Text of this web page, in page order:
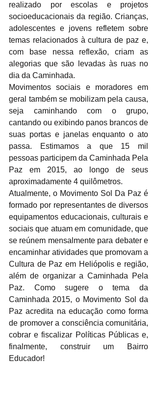
realizado por escolas e projetos
socioeducacionais da região. Crianças,
adolescentes e jovens refletem sobre
temas relacionados à cultura de paz e,
com base nessa reflexão, criam as
alegorias que são levadas às ruas no
dia da Caminhada.
Movimentos sociais e moradores em
geral também se mobilizam pela causa,
seja caminhando com o grupo,
cantando ou exibindo panos brancos de
suas portas e janelas enquanto o ato
passa. Estimamos a que 15 mil
pessoas participem da Caminhada Pela
Paz em 2015, ao longo de seus
aproximadamente 4 quilômetros.
Atualmente, o Movimento Sol Da Paz é
formado por representantes de diversos
equipamentos educacionais, culturais e
sociais que atuam em comunidade, que
se reúnem mensalmente para debater e
encaminhar atividades que promovam a
Cultura de Paz em Heliópolis e região,
além de organizar a Caminhada Pela
Paz. Como sugere o tema da
Caminhada 2015, o Movimento Sol da
Paz acredita na educação como forma
de promover a consciência comunitária,
cobrar e fiscalizar Políticas Públicas e,
finalmente, construir um Bairro
Educador!